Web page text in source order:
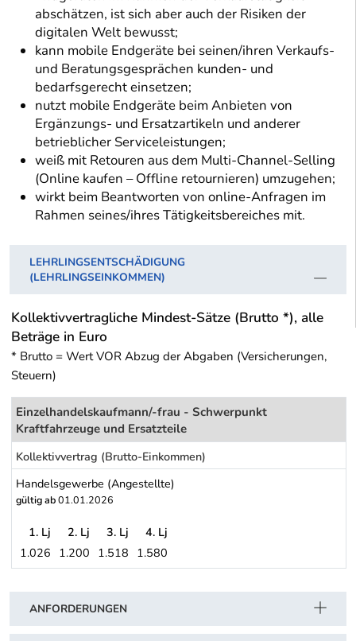
abschätzen, ist sich aber auch der Risiken der
digitalen Welt bewusst;
kann mobile Endgeräte bei seinen/ihren Verkaufs-
und Beratungsgesprächen kunden- und
bedarfsgerecht einsetzen;
nutzt mobile Endgeräte beim Anbieten von
Ergänzungs- und Ersatzartikeln und anderer
betrieblicher Serviceleistungen;
weiß mit Retouren aus dem Multi-Channel-Selling
(Online kaufen – Offline retournieren) umzugehen;
wirkt beim Beantworten von online-Anfragen im
Rahmen seines/ihres Tätigkeitsbereiches mit.
LEHRLINGSENTSCHÄDIGUNG
(LEHRLINGSEINKOMMEN)
Kollektivvertragliche Mindest-Sätze (Brutto *), alle
Beträge in Euro
* Brutto = Wert VOR Abzug der Abgaben (Versicherungen,
Steuern)
Einzelhandelskaufmann/-frau - Schwerpunkt
Kraftfahrzeuge und Ersatzteile
Kollektivvertrag (Brutto-Einkommen)
Handelsgewerbe (Angestellte)
gültig ab01.01.2026
Handelsgewerbe (Angestellte)
1. Lj 2. Lj 3. Lj
4. Lj
1.026 1.200 1.518 1.580
ANFORDERUNGEN